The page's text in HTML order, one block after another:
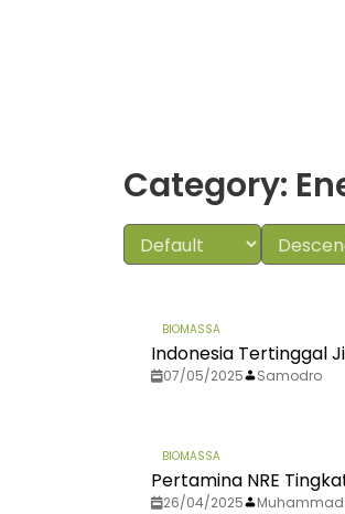
Category:
BIOMASSA
Indonesia Tertinggal
07/05/2025 Samodro
BIOMASSA
Pertamina NRE
26/04/2025